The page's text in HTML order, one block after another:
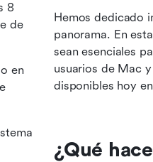
Hemos dedicado
panorama. En
sean esenciales
usuarios de Mac
disponibles hoy
¿Qué
8
de
en